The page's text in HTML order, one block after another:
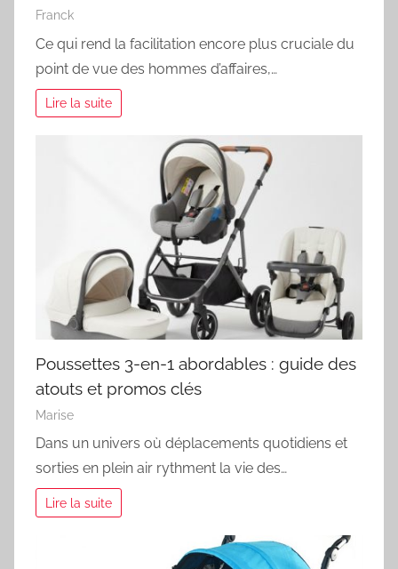
Franck
Ce qui rend la facilitation encore plus cruciale du
point de vue des hommes d’affaires,…
Lire la suite
Poussettes 3-en-1 abordables : guide des
atouts et promos clés
Marise
Dans un univers où déplacements quotidiens et
sorties en plein air rythment la vie des…
Lire la suite